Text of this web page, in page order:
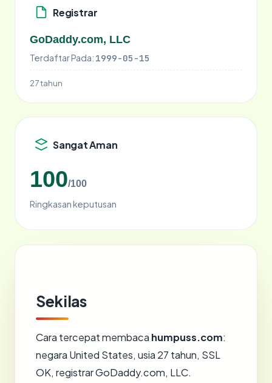
Registrar
GoDaddy.com, LLC
Terdaftar Pada: 1999-05-15
27 tahun
Sangat Aman
100/100
Ringkasan keputusan
Sekilas
Cara tercepat membaca humpuss.com:
negara United States, usia 27 tahun, SSL
OK, registrar GoDaddy.com, LLC.